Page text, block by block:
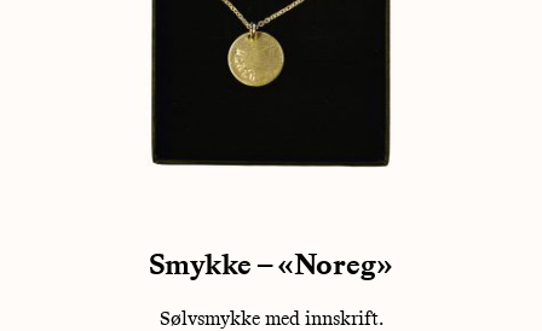
Smykke – «Noreg»
Sølvsmykke med innskrift.